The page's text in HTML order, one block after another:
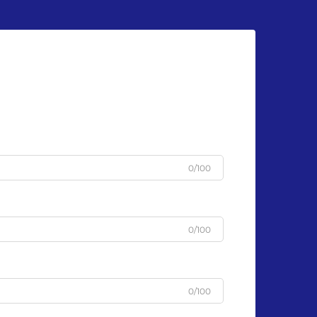
0/100
0/100
0/100